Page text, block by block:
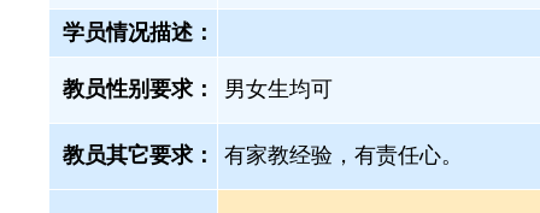
学员情况描述：
教员性别要求： 男女生均可
教员其它要求： 有家教经验，有责任心。